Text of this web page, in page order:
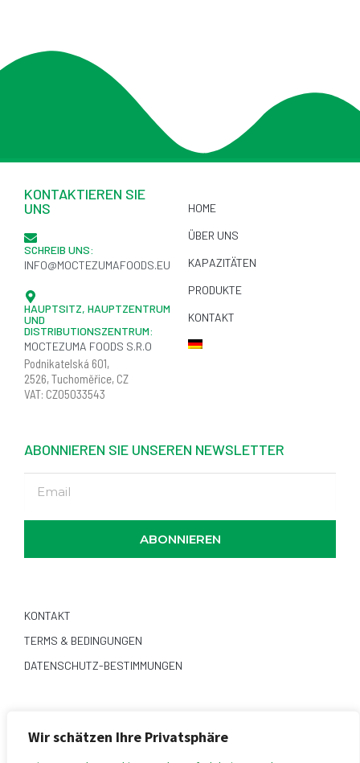
Wir schätzen Ihre Privatsphäre
KONTAKTIEREN SIE
UNS
SCHREIB UNS:
INFO@MOCTEZUMAFOODS.EU
HAUPTSITZ, HAUPTZENTRUM
UND
DISTRIBUTIONSZENTRUM:
MOCTEZUMA FOODS S.R.O
Podnikatelská 601,
2526,Tuchoměřice, CZ
VAT: CZ05033543
HOME
ÜBER UNS
KAPAZITÄTEN
PRODUKTE
KONTAKT
ABONNIEREN SIE UNSEREN NEWSLETTER
ABONNIEREN
KONTAKT
TERMS & BEDINGUNGEN
DATENSCHUTZ-BESTIMMUNGEN
FOLGE UNS